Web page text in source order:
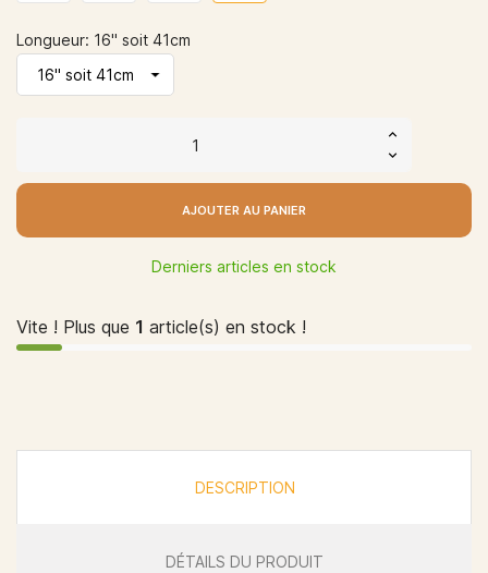
Longueur: 16" soit 41cm
AJOUTER AU PANIER
Derniers articles en stock
Vite ! Plus que 1 article(s) en stock !
DESCRIPTION
DÉTAILS DU PRODUIT